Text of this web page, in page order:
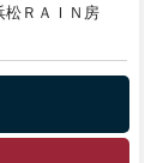
ＩＮ房